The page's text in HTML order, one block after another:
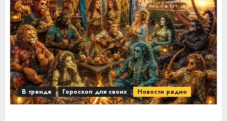
В тренде Гороскоп для своих Новости радио